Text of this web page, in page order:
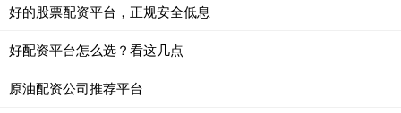
好的股票配资平台，正规安全低息
好配资平台怎么选？看这几点
原油配资公司推荐平台